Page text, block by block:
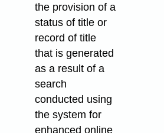
the provision of a
status of title or
record of title
that is generated
as a result of a
search
conducted using
the system for
enhanced online